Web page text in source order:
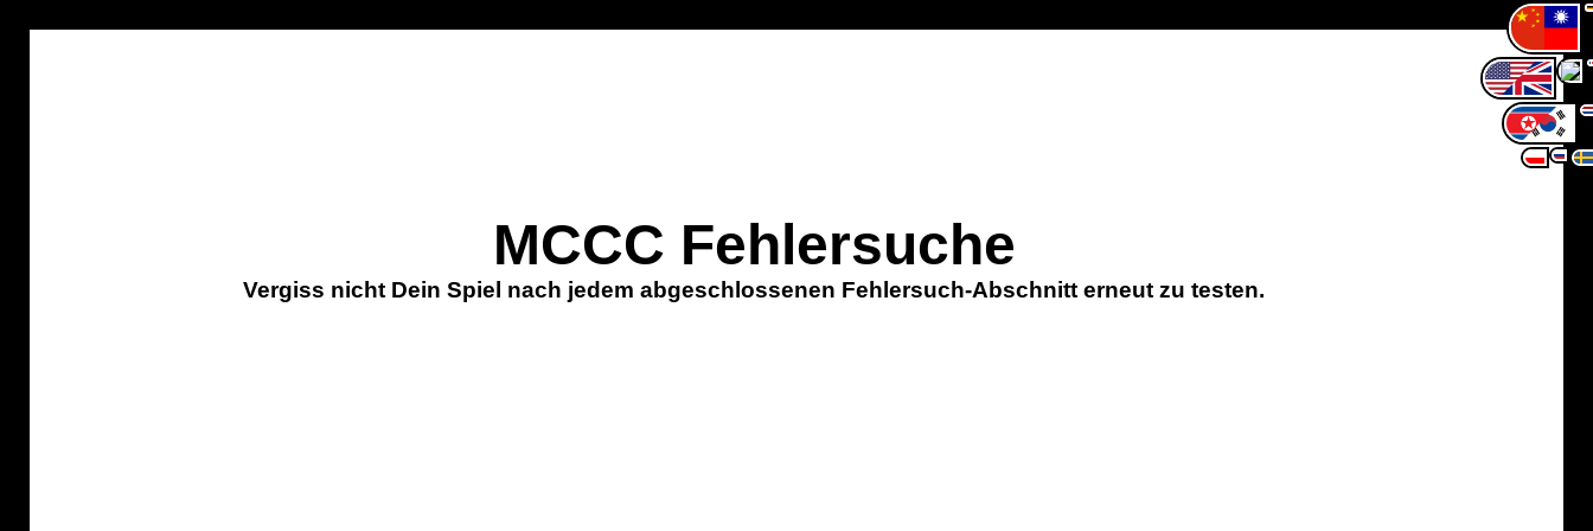
MCCC Fehlersuche
Vergiss nicht Dein Spiel nach jedem abgeschlossenen Fehlersuch-Abschnitt erneut zu testen.